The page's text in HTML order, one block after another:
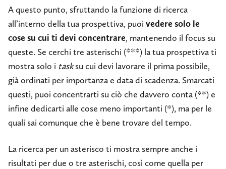
A questo punto, sfruttando la funzione di ricerca
all’interno della tua prospettiva, puoi vedere solo le
cose su cui ti devi concentrare, mantenendo il focus su
queste. Se cerchi tre asterischi (***) la tua prospettiva ti
mostra solo i tasksu cui devi lavorare il prima possibile,
già ordinati per importanza e data di scadenza. Smarcati
questi, puoi concentrarti su ciò che davvero conta (**) e
infine dedicarti alle cose meno importanti (*), ma per le
quali sai comunque che è bene trovare del tempo.
La ricerca per un asterisco ti mostra sempre anche i
risultati per due o tre asterischi, così come quella per